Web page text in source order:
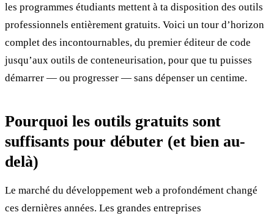
les programmes étudiants mettent à ta disposition des outils
professionnels entièrement gratuits. Voici un tour d’horizon
complet des incontournables, du premier éditeur de code
jusqu’aux outils de conteneurisation, pour que tu puisses
démarrer — ou progresser — sans dépenser un centime.
Pourquoi les outils gratuits sont
suffisants pour débuter (et bien au-
delà)
Le marché du développement web a profondément changé
ces dernières années. Les grandes entreprises